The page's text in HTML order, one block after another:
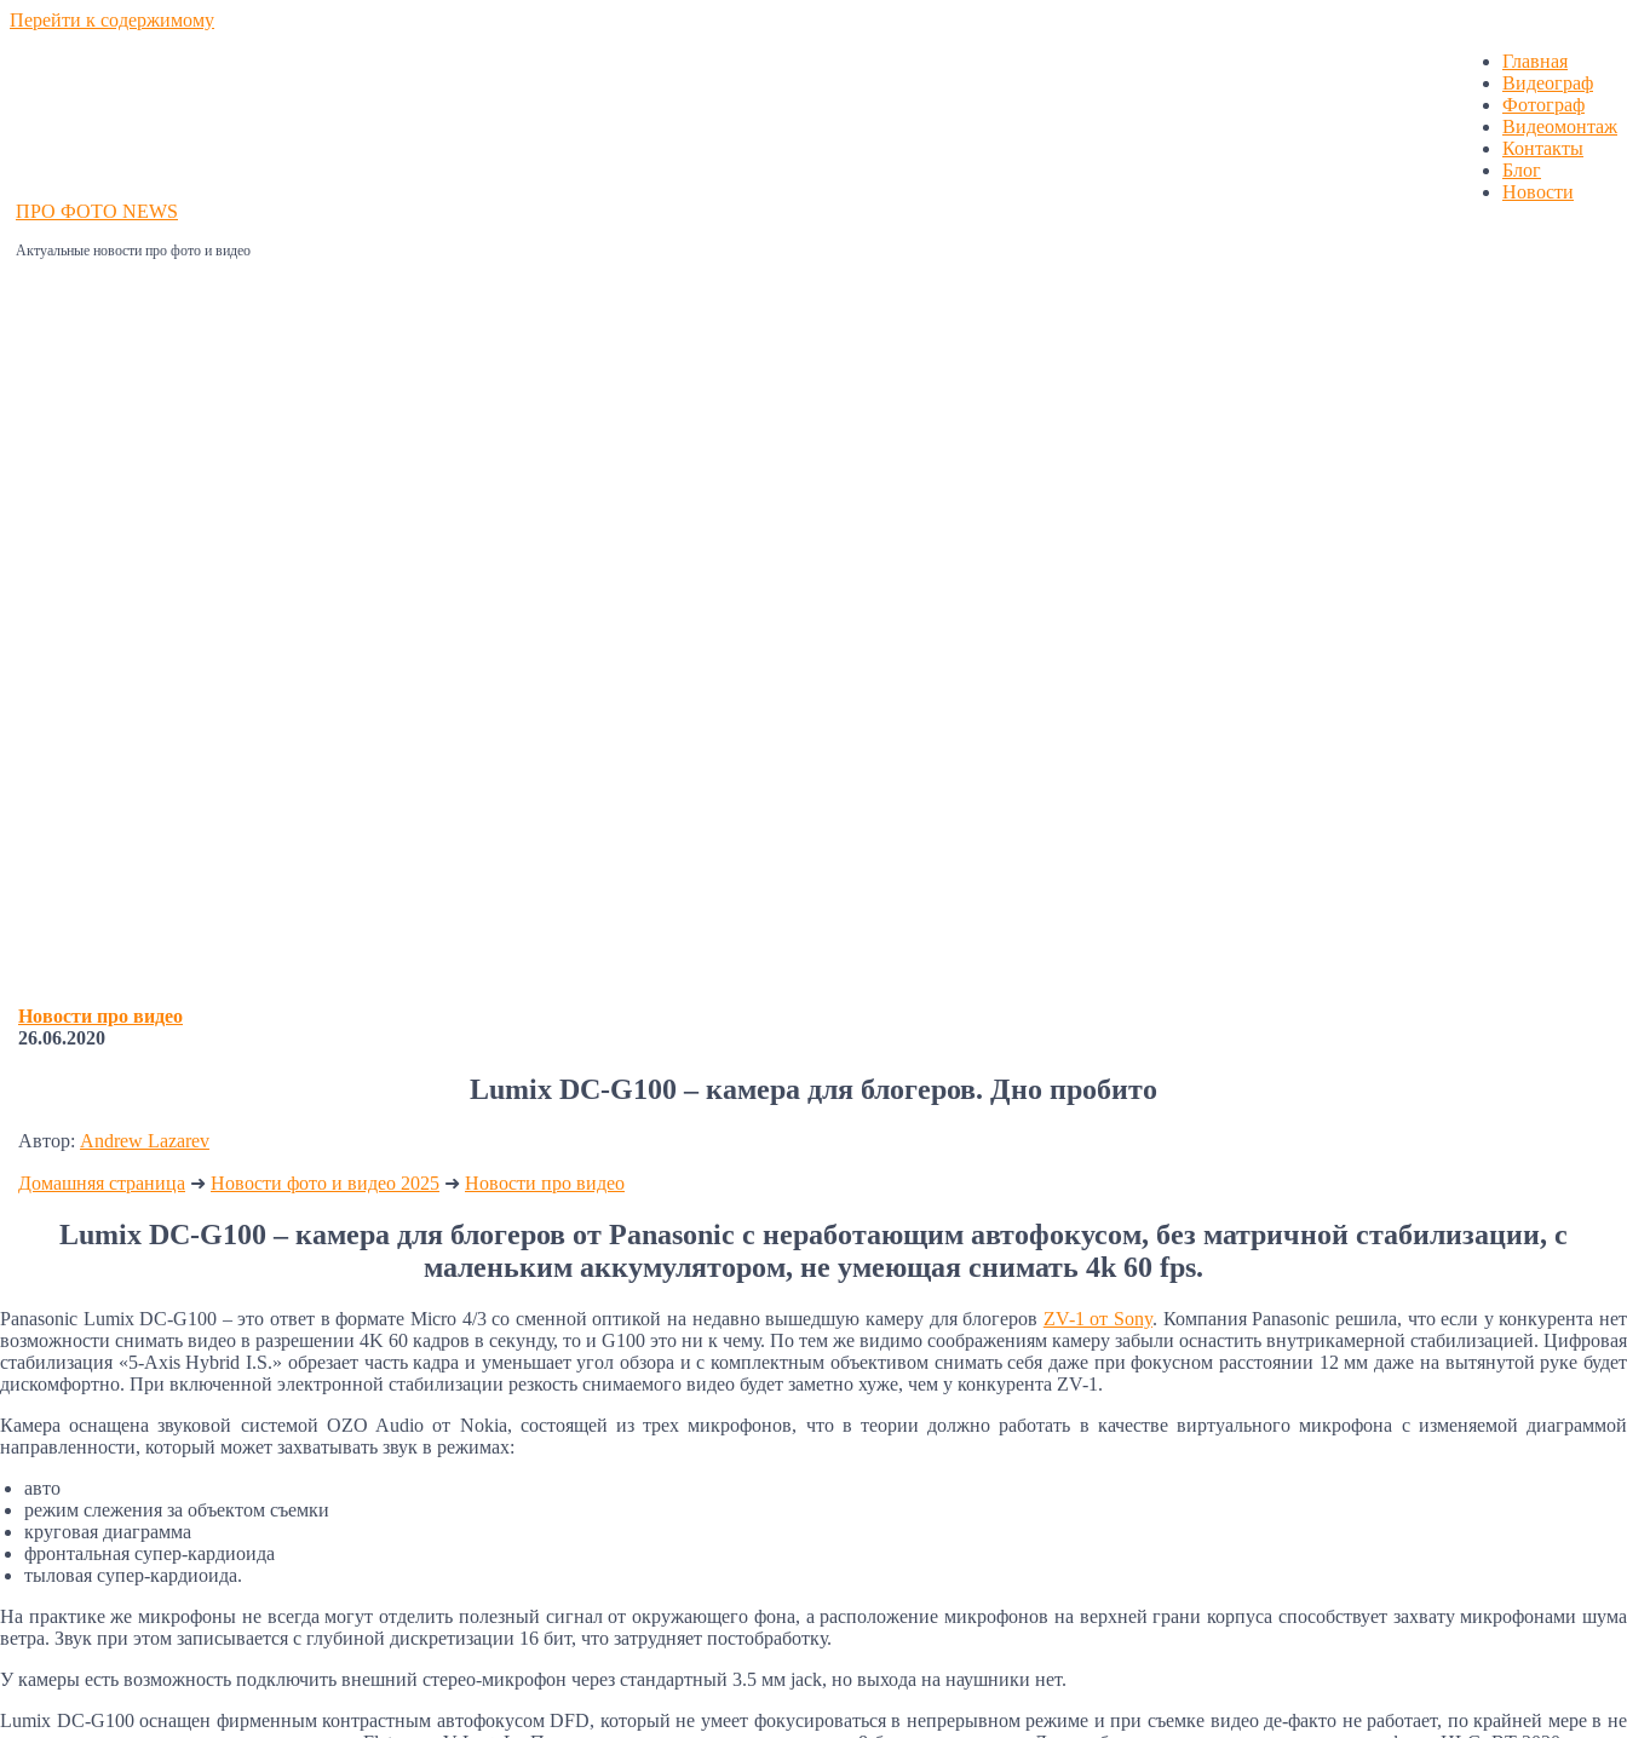
Перейти к содержимому
ПРО ФОТО NEWS
Актуальные новости про фото и видео
Главная
Видеограф
Фотограф
Видеомонтаж
Контакты
Блог
Новости
Новости про видео
26.06.2020
Lumix DC-G100 – камера для блогеров. Дно пробито
Автор: Andrew Lazarev
Домашняя страница ➜ Новости фото и видео 2025 ➜ Новости про видео
Lumix DC-G100 – камера для блогеров от Panasonic с неработающим автофокусом, без матричной стабилизации, с
маленьким аккумулятором, не умеющая снимать 4k 60 fps.
Panasonic Lumix DC-G100 – это ответ в формате Micro 4/3 со сменной оптикой на недавно вышедшую камеру для блогеров ZV-1 от Sony. Компания Panasonic решила, что если у конкурента нет
возможности снимать видео в разрешении 4K 60 кадров в секунду, то и G100 это ни к чему. По тем же видимо соображениям камеру забыли оснастить внутрикамерной стабилизацией. Цифровая
стабилизация «5-Axis Hybrid I.S.» обрезает часть кадра и уменьшает угол обзора и с комплектным объективом снимать себя даже при фокусном расстоянии 12 мм даже на вытянутой руке будет
дискомфортно. При включенной электронной стабилизации резкость снимаемого видео будет заметно хуже, чем у конкурента ZV-1.
Камера оснащена звуковой системой OZO Audio от Nokia, состоящей из трех микрофонов, что в теории должно работать в качестве виртуального микрофона с изменяемой диаграммой
направленности, который может захватывать звук в режимах:
авто
режим слежения за объектом съемки
круговая диаграмма
фронтальная супер-кардиоида
тыловая супер-кардиоида.
На практике же микрофоны не всегда могут отделить полезный сигнал от окружающего фона, а расположение микрофонов на верхней грани корпуса способствует захвату микрофонами шума
ветра. Звук при этом записывается с глубиной дискретизации 16 бит, что затрудняет постобработку.
У камеры есть возможность подключить внешний стерео-микрофон через стандартный 3.5 мм jack, но выхода на наушники нет.
Lumix DC-G100 оснащен фирменным контрастным автофокусом DFD, который не умеет фокусироваться в непрерывном режиме и при съемке видео де-факто не работает, по крайней мере в не